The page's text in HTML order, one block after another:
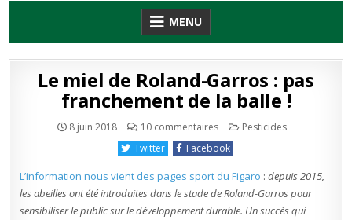
MENU
Le miel de Roland-Garros : pas
franchement de la balle !
8 juin 2018 10 commentairessur
miel
de
Garros
:
pas
franchement
de
Publié
Pesticides
Twitter
Facebook
L’information nous vient des pages sport du Figaro :depuis 2015,
les abeilles ont été introduites dans le stade de Roland-Garros pour
sensibiliser le public sur le développement durable. Un succès qui